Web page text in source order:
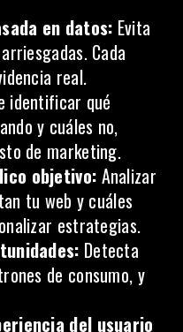
en datos: Evita
Cada
real.
identificar qué
y cuáles no,
de marketing.
objetivo: Analizar
tu web y cuáles
estrategias.
Detecta
de consumo, y
del usuario